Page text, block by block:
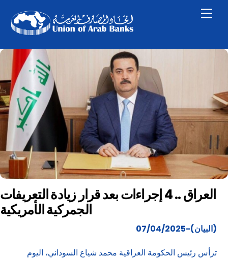
content
العراق .. 4 إجراءات بعد قرار زيادة التعريفات
الجمركية الأمريكية
(البيان)-07/04/2025
ترأس رئيس الحكومة العراقية محمد شياع السوداني، اليوم